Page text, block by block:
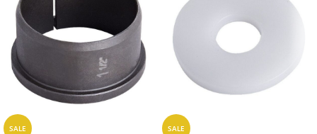
SALE SALE